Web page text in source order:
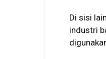
Di sisi
industri